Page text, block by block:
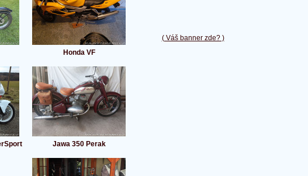
( Váš banner zde? )
Honda VF
Jawa 350 Perak